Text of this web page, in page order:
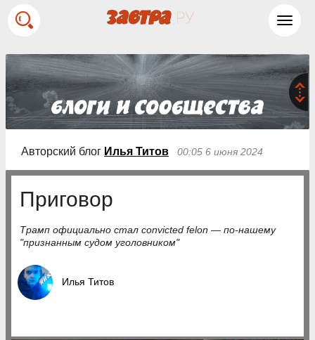
Авторский блог Илья Титов 00:05 6 июня 2024
Приговор
Трамп официально стал convicted felon — по-нашему
"признанным судом уголовником"
Илья Титов